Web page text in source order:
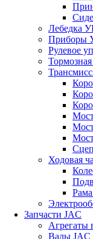
Лебедка
Приборы
Рулевое
Ходовая
Запчасти JAC
Агрегаты
Валы JAC